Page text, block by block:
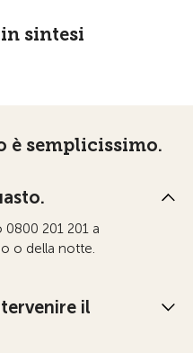
in sintesi
è semplicissimo.
201 201 a
o della notte.
il